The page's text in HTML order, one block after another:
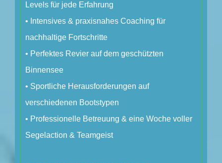
Levels für jede Erfahrung
• Intensives & praxisnahes Coaching für
nachhaltige Fortschritte
• Perfektes Revier auf dem geschützten
Binnensee
• Sportliche Herausforderungen auf
verschiedenen Bootstypen
• Professionelle Betreuung & eine Woche voller
Segelaction & Teamgeist